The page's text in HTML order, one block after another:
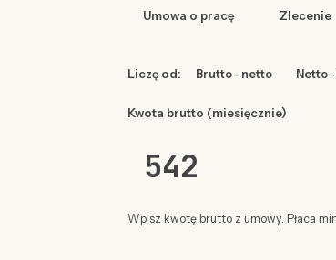
Umowa o pracę Zlecenie
Liczę od: Brutto - netto Netto
Kwota brutto (miesięcznie)
Wpisz kwotę brutto z umowy. Płaca